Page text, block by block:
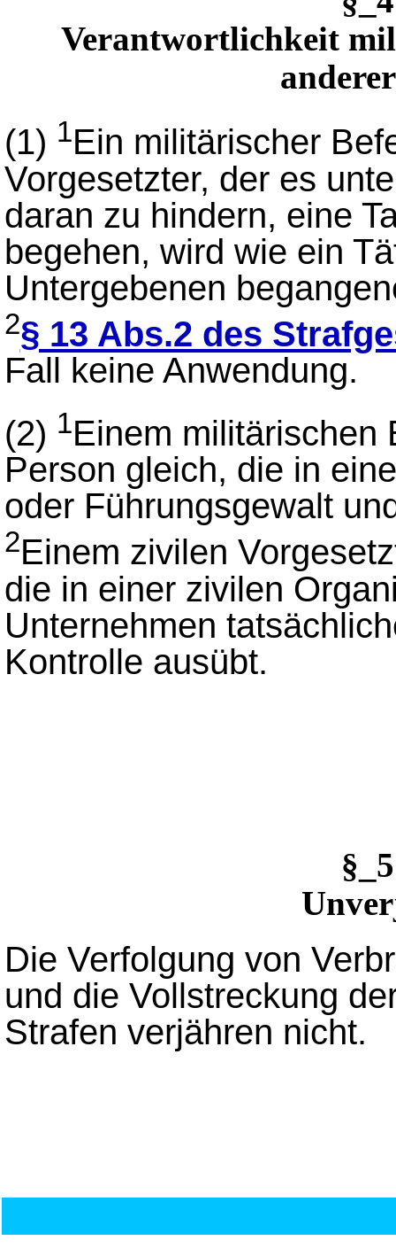
Verantwortlichkeit
(1) 1Ein militärischer
Vorgesetzter, der es
daran zu hindern, eine
begehen, wird wie ein
Untergebenen
2§ 13 Abs.2 des
Fall keine Anwendung.
(2) 1Einem militärischen
Person gleich, die in
oder Führungsgewalt
2Einem zivilen
die in einer zivilen
Unternehmen
Kontrolle ausübt.
Die Verfolgung von
und die Vollstreckung
Strafen verjähren nicht.